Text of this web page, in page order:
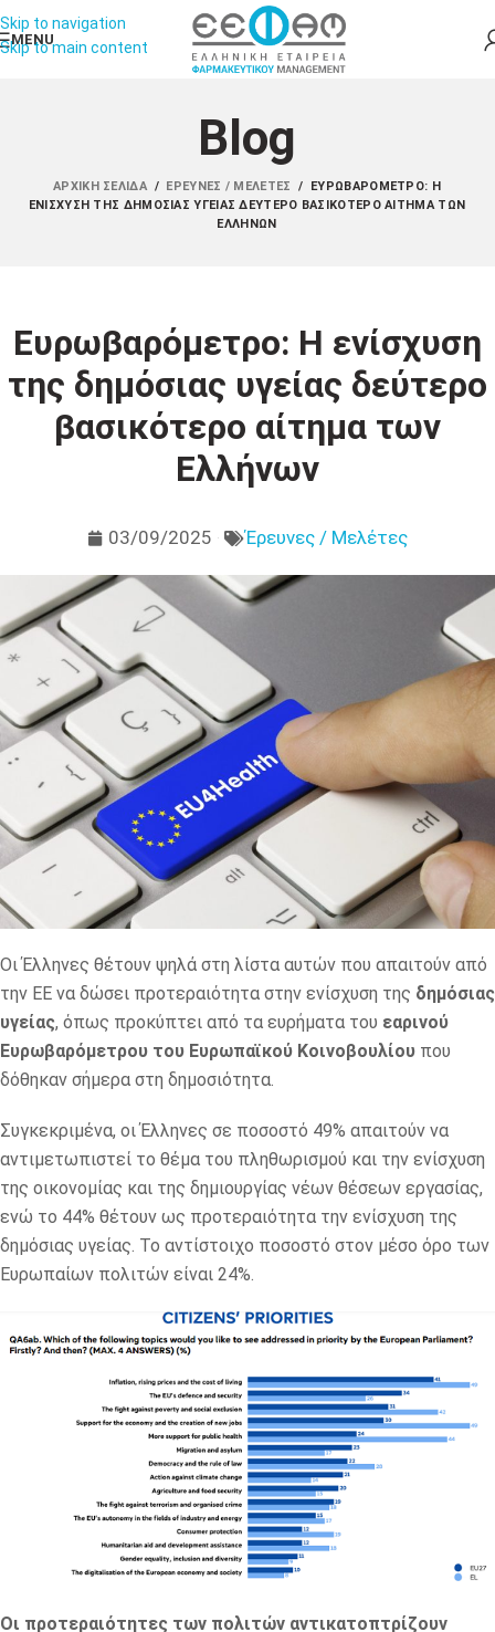
Skip to navigation
Skip to main content
MENU
Blog
ΑΡΧΙΚΉ ΣΕΛΊΔΑ / ΈΡΕΥΝΕΣ / ΜΕΛΈΤΕΣ /
ΕΥΡΩΒΑΡΌΜΕΤΡΟ: Η
ΕΝΊΣΧΥΣΗ ΤΗΣ ΔΗΜΌΣΙΑΣ ΥΓΕΊΑΣ ΔΕΎΤΕΡΟ ΒΑΣΙΚΌΤΕΡΟ ΑΊΤΗΜΑ ΤΩΝ
ΕΛΛΉΝΩΝ
Ευρωβαρόμετρο: Η ενίσχυση
της δημόσιας υγείας δεύτερο
βασικότερο αίτημα των
Ελλήνων
03/09/2025 Έρευνες / Μελέτες
Οι Έλληνες θέτουν ψηλά στη λίστα αυτών που απαιτούν από
την ΕΕ να δώσει προτεραιότητα στην ενίσχυση της δημόσιας
υγείας, όπως προκύπτει από τα ευρήματα του εαρινού
Ευρωβαρόμετρου του Ευρωπαϊκού Κοινοβουλίου που
δόθηκαν σήμερα στη δημοσιότητα.
Συγκεκριμένα, οι Έλληνες σε ποσοστό 49% απαιτούν να
αντιμετωπιστεί το θέμα του πληθωρισμού και την ενίσχυση
της οικονομίας και της δημιουργίας νέων θέσεων εργασίας,
ενώ το 44% θέτουν ως προτεραιότητα την ενίσχυση της
δημόσιας υγείας. Το αντίστοιχο ποσοστό στον μέσο όρο των
Ευρωπαίων πολιτών είναι 24%.
Οι προτεραιότητες των πολιτών αντικατοπτρίζουν